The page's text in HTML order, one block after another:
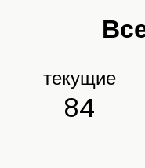
текущие
84